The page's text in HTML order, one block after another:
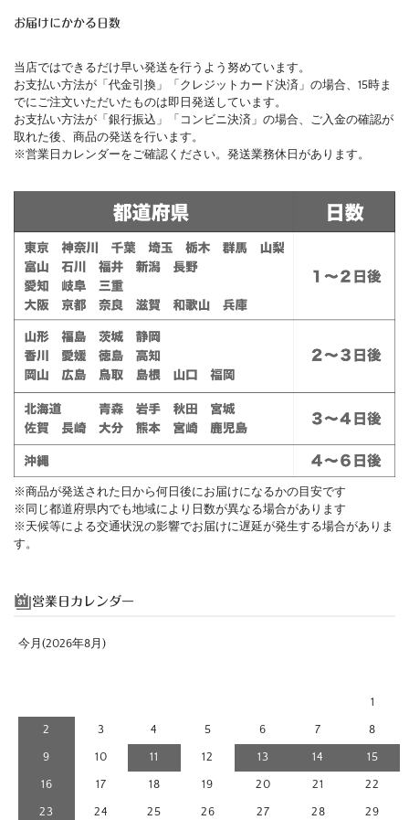
お届けにかかる日数
当店ではできるだけ早い発送を行うよう努めています。
お支払い方法が「代金引換」「クレジットカード決済」の場合、15時ま
でにご注文いただいたものは即日発送しています。
お支払い方法が「銀行振込」「コンビニ決済」の場合、ご入金の確認が
取れた後、商品の発送を行います。
※営業日カレンダーをご確認ください。発送業務休日があります。
※商品が発送された日から何日後にお届けになるかの目安です
※同じ都道府県内でも地域により日数が異なる場合があります
※天候等による交通状況の影響でお届けに遅延が発生する場合がありま
す。
営業日カレンダー
今月(2026年8月)
1
2 3 4 5 6 7 8
9 10 11 12 13 14 15
16 17 18 19 20 21 22
23 24 25 26 27 28 29